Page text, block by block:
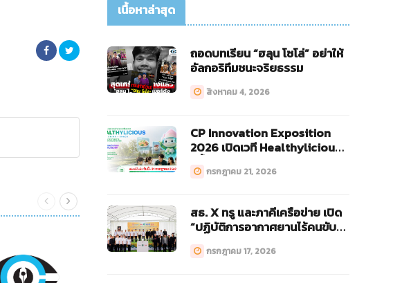
เนื้อหาล่าสุด
ถอดบทเรียน “ฮลุน โซโล่” อย่าให้
อัลกอริทึมชนะจริยธรรม
สิงหาคม 4, 2026
CP Innovation Exposition
2026 เปิดเวที Healthylicious
กรกฎาคม 21, 2026
สธ. X ทรู และภาคีเครือข่าย เปิด
“ปฏิบัติการอากาศยานไร้คนขับ
กรกฎาคม 17, 2026